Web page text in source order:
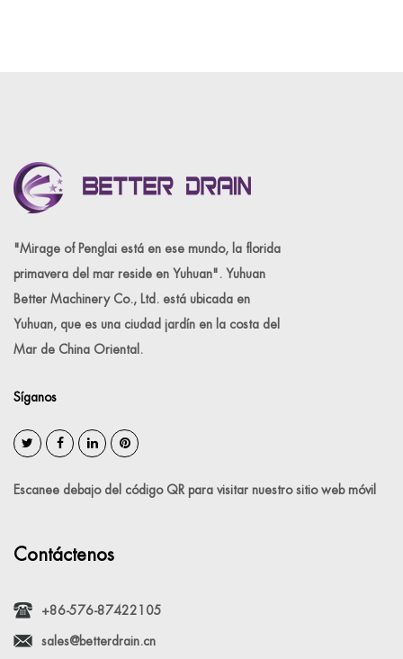
"Mirage of Penglai está en ese mundo, la florida
primavera del mar reside en Yuhuan". Yuhuan
Better Machinery Co., Ltd. está ubicada en
Yuhuan, que es una ciudad jardín en la costa del
Mar de China Oriental.
Síganos
Escanee debajo del código QR para visitar nuestro sitio web móvil
Contáctenos
+86-576-87422105
sales@betterdrain.cn